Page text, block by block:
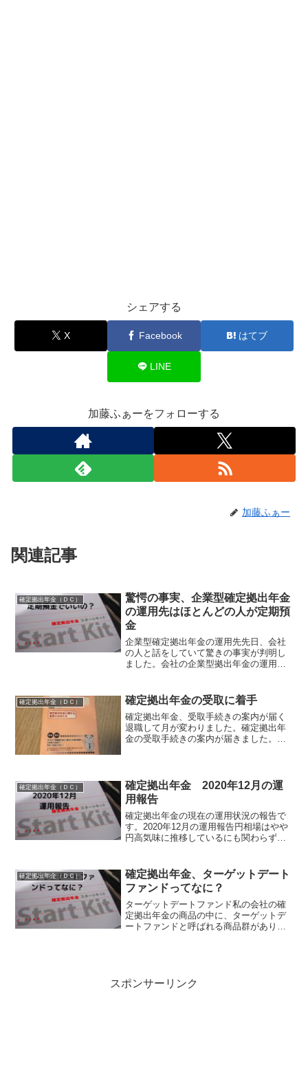
シェアする
X Facebook はてブ
LINE
加藤ふぁーをフォローする
加藤ふぁー
関連記事
確定拠出年金（ＤＣ）
驚愕の事実、企業型確定拠出年金
の運用先はほとんどの人が定期預
金
企業型確定拠出年金の運用先先日、会社
の人と話をしていて驚きの事実が判明し
ました。会社の企業型拠出年金の運用先
数？名）まあそんな感じだとは思ってい
ました。以前、人事の担当...
確定拠出年金（ＤＣ） 確定拠出年金の受取に着手
確定拠出年金、受取手続きの案内が届く
退職して月が変わりました。確定拠出年
金の受取手続きの案内が届きました。送
出年金に関する重要なお知ら...
確定拠出年金（ＤＣ）
確定拠出年金 2020年12月の運
用報告
確定拠出年金の現在の運用状況の報告で
す。2020年12月の運用報告円相場はやや
円高気味に推移しているにも関わらず驚
ら、11月に入り一気にダウは3万ドルを突
破。世界各...
確定拠出年金（ＤＣ）
確定拠出年金、ターゲットデート
ファンドってなに？
ターゲットデートファンド私の会社の確
定拠出年金の商品の中に、ターゲットデ
ートファンドと呼ばれる商品群がありま
スポンサーリンク